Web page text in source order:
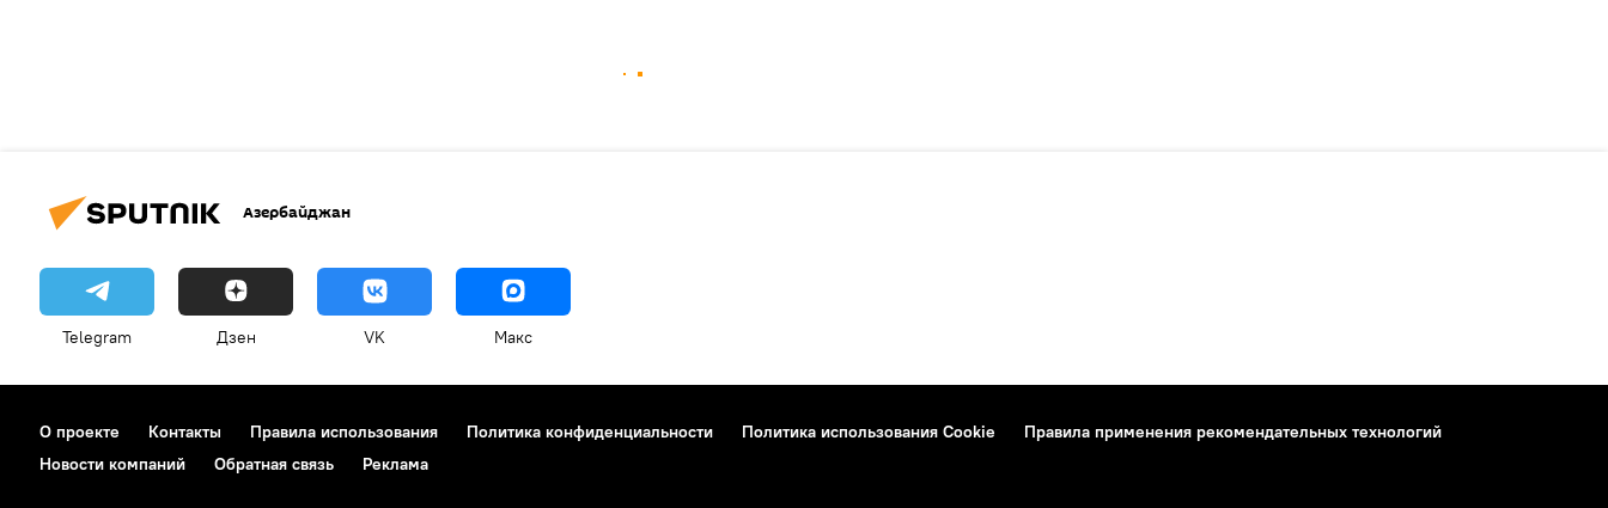
Азербайджан
Telegram Дзен VK Макс
О проекте Контакты Правила использования Политика конфиденциальности Политика использования Cookie
Правила применения рекомендательных технологий
Новости компаний
Обратная связь Реклама